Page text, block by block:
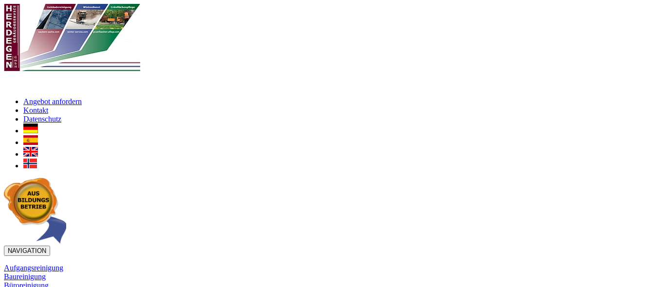
Angebot anfordern
Kontakt
Datenschutz
NAVIGATION
Aufgangsreinigung
Baureinigung
Büroreinigung